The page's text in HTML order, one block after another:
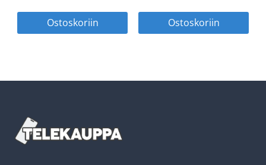
hinta
oli:
hinta
on:
Ostoskoriin
hinta
oli:
on:
Ostoskoriin